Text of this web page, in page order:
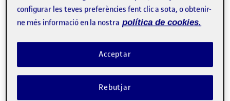
apañarán
La biografía como Historia
Úrsula Bischofberger Valdes
Bischofberger U (2024) Borrador de diagrama sobre la biografía
como Historia humana (Dibujo en A3 con lápices, rotuladores y
configurar les teves preferències fent clic a sota, o obtenir-
ne més informació en la nostra política de cookies.
Rebutjar
Acceptar